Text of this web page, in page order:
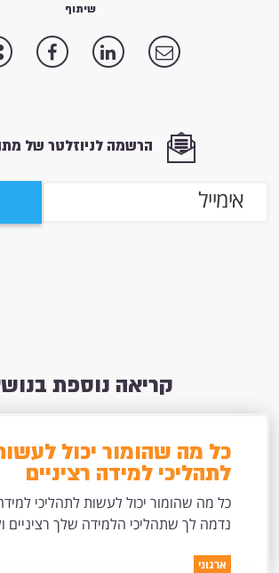
שיתוף
הרשמה לניוזלטר של
קריאה נוספת
כל מה שהומור יכול
לתהליכי למידה רציניים
כל מה שהומור יכול לעשות לתהליכי
נדמה לך שתהליכי הלמידה שלך רציניים
ארגוני